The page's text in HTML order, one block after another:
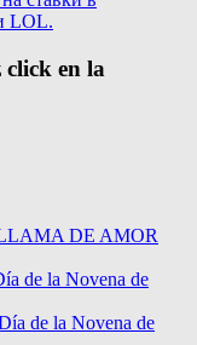
LOL.
click en la
DE AMOR
de la Novena de
de la Novena de